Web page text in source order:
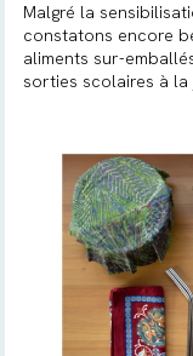
Malgré la
constatons encore
aliments sur-
sorties scolaires à la